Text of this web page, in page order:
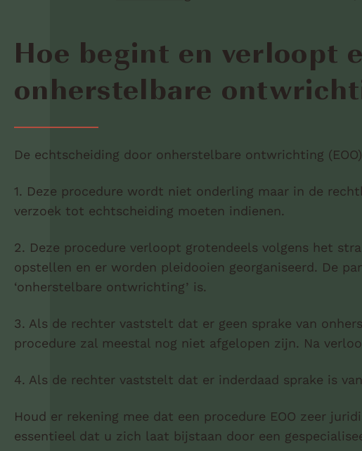
Hoe begint en verloopt
onherstelbare
De echtscheiding door onherstelbare ontwrichting
1. Deze procedure wordt niet onderling maar in de
verzoek tot echtscheiding moeten indienen.
2. Deze procedure verloopt grotendeels volgens het
opstellen en er worden pleidooien georganiseerd. De
‘onherstelbare ontwrichting’ is.
3. Als de rechter vaststelt dat er geen sprake van
procedure zal meestal nog niet afgelopen zijn. Na
4. Als de rechter vaststelt dat er inderdaad sprake is
Houd er rekening mee dat een procedure EOO zeer
essentieel dat u zich laat bijstaan door een